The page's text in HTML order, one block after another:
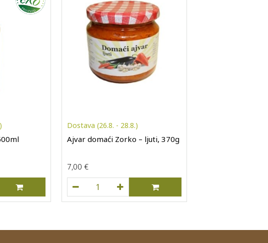
500ml količina
Dostava (26.8. - 28.8.)
Ajvar domaći Zorko – ljuti, 370g
7,00 €
Ajvar domaći Zorko - ljuti, 370g količina